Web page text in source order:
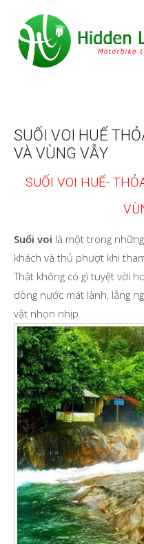
SUỐI VOI HUẾ
VÀ VÙNG VẪY
SUỐI VOI HUẾ-
Suối voi là một trong
khách và thủ phượt khi
Thật không có gì tuyệt vời
dòng nước mát lành, lắng
vật nhọn nhịp.